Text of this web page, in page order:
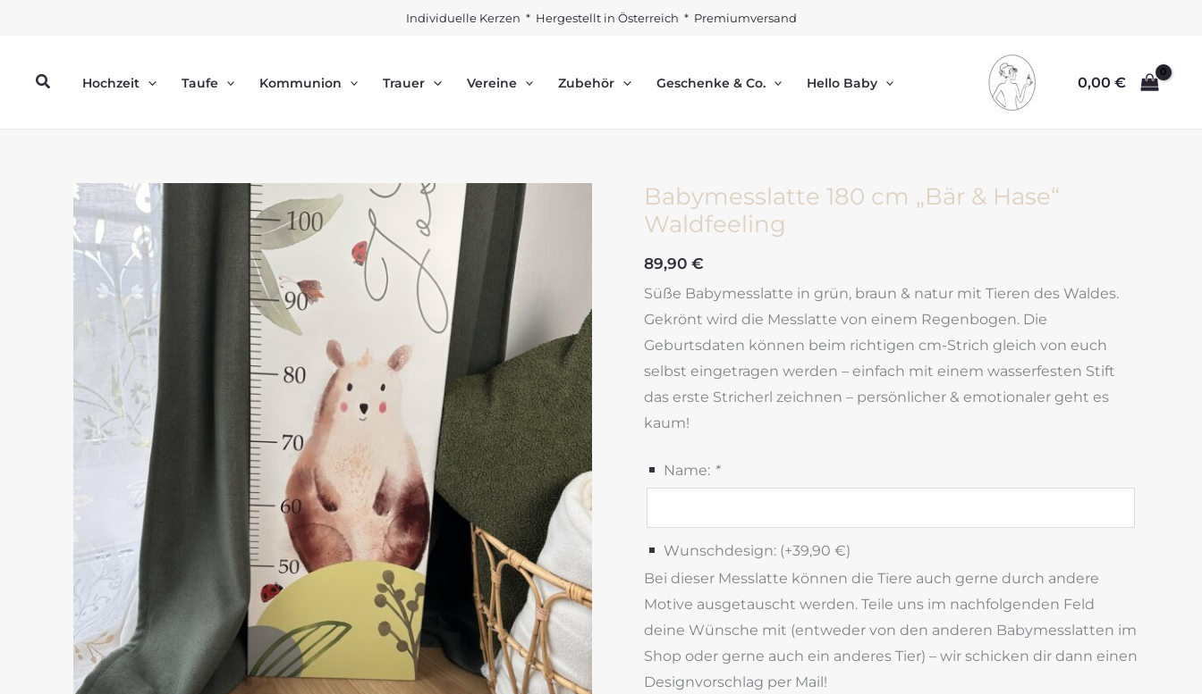
Individuelle Kerzen * Hergestellt in Österreich * Premiumversand
SuchenHochzeit Taufe Kommunion Trauer Vereine Zubehör Geschenke & Co. Hello Baby 0,00 €
Babymesslatte 180 cm „Bär & Hase“
Waldfeeling
89,90 €
Süße Babymesslatte in grün, braun & natur mit Tieren des Waldes.
Gekrönt wird die Messlatte von einem Regenbogen. Die
Geburtsdaten können beim richtigen cm-Strich gleich von euch
selbst eingetragen werden – einfach mit einem wasserfesten Stift
das erste Stricherl zeichnen – persönlicher & emotionaler geht es
kaum!
Name: *
Wunschdesign: (+39,90€)
Bei dieser Messlatte können die Tiere auch gerne durch andere
Motive ausgetauscht werden. Teile uns im nachfolgenden Feld
deine Wünsche mit (entweder von den anderen Babymesslatten im
Shop oder gerne auch ein anderes Tier) – wir schicken dir dann einen
Designvorschlag per Mail!